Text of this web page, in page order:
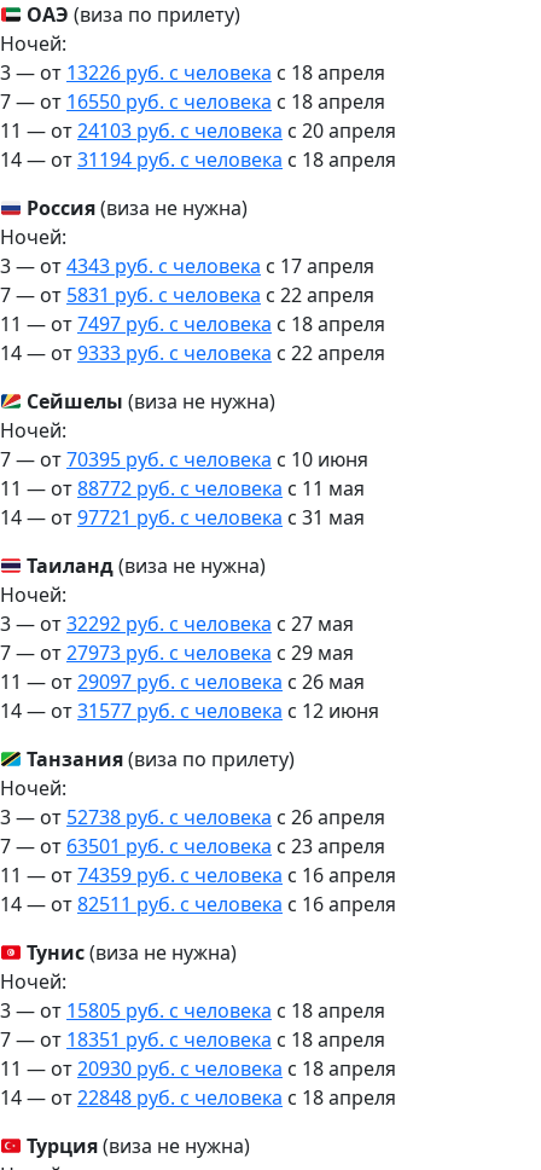
ОАЭ (виза по прилету)
Ночей:
3 — от 13226 руб. с человека c 18 апреля
7 — от 16550 руб. с человека c 18 апреля
11 — от24103 руб. с человека c 20 апреля
14 — от31194 руб. с человека c 18 апреля
Россия(виза не нужна)
Ночей:
3 — от4343 руб. с человека c 17 апреля
7 — от 5831 руб. с человека c 22 апреля
11 — от7497 руб. с человека c 18 апреля
14 — от9333 руб. с человека c 22 апреля
Сейшелы (виза не нужна)
Ночей:
7 — от70395 руб. с человека c 10 июня
11 — от88772 руб. с человека c 11 мая
14 — от97721 руб. с человека c 31 мая
Таиланд(виза не нужна)
Ночей:
3 — от32292 руб. с человека c 27 мая
7 — от27973 руб. с человека c 29 мая
11 — от29097 руб. с человека c 26 мая
14 — от31577 руб. с человека c 12 июня
Танзания(виза по прилету)
Ночей:
3 — от 52738 руб. с человека c 26 апреля
7 — от 63501 руб. с человека c 23 апреля
11 — от74359 руб. с человека c 16 апреля
14 — от82511 руб. с человека c 16 апреля
Тунис(виза не нужна)
Ночей:
3 — от 15805 руб. с человека c 18 апреля
7 — от 18351 руб. с человека c 18 апреля
11 — от20930 руб. с человека c 18 апреля
14 — от22848 руб. с человека c 18 апреля
Турция(виза не нужна)